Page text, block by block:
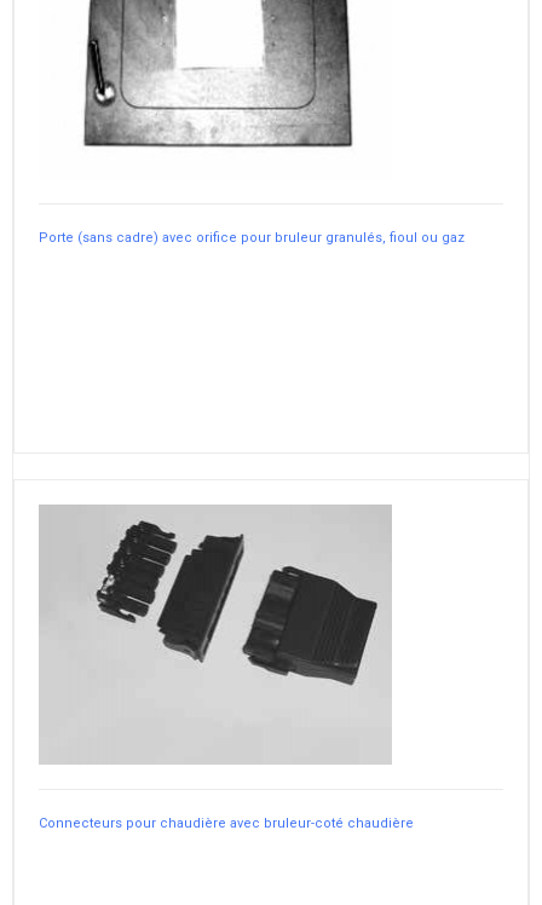
Porte (sans cadre) avec orifice pour bruleur granulés, fioul ou gaz
Connecteurs pour chaudière avec bruleur-coté chaudière